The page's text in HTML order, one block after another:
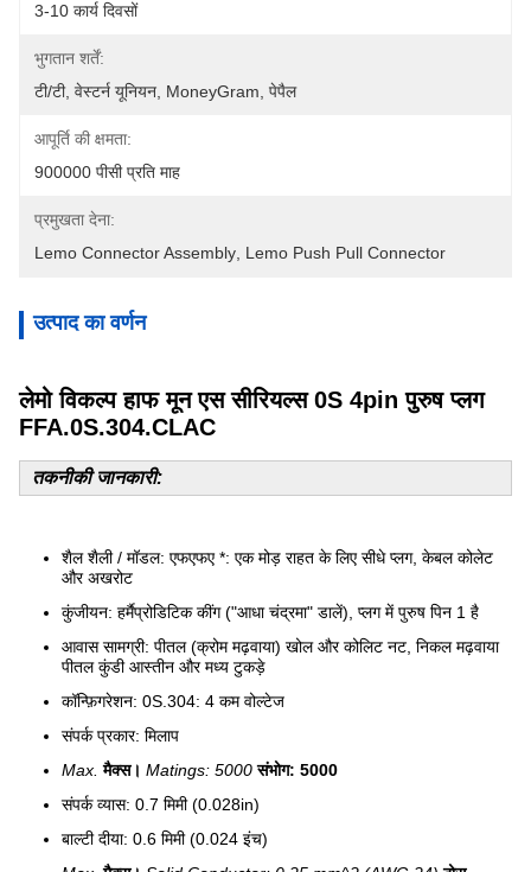
3-10 कार्य दिवसों
भुगतान शर्तें:
टी/टी, वेस्टर्न यूनियन, MoneyGram, पेपैल
आपूर्ति की क्षमता:
900000 पीसी प्रति माह
प्रमुखता देना:
Lemo Connector Assembly Lemo Push Pull Connector
उत्पाद का वर्णन
लेमो विकल्प हाफ मून एस सीरियल्स 0S 4pin पुरुष प्लग
FFA.0S.304.CLAC
तकनीकी जानकारी:
शैल शैली / मॉडल: एफएफए *: एक मोड़ राहत के लिए सीधे प्लग, केबल कोलेट
और अखरोट
कुंजीयन: हर्मैप्रोडिटिक कींग ("आधा चंद्रमा" डालें), प्लग में पुरुष पिन 1 है
आवास सामग्री: पीतल (क्रोम मढ़वाया) खोल और कोलिट नट, निकल मढ़वाया
पीतल कुंडी आस्तीन और मध्य टुकड़े
कॉन्फ़िगरेशन: 0S.304: 4 कम वोल्टेज
संपर्क प्रकार: मिलाप
Max. मैक्स। Matings: 5000 संभोग: 5000
संपर्क व्यास: 0.7 मिमी (0.028in)
बाल्टी दीया: 0.6 मिमी (0.024 इंच)